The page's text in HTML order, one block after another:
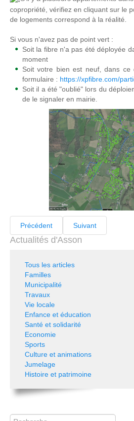
copropriété, vérifiez en cliquant sur le
de logements correspond à la réalité.
Si vous n'avez pas de point vert :
Soit la fibre n'a pas été déployée
moment
Soit votre bien est neuf, dans ce
formulaire : https://xpfibre.com/
Soit il a été "oublié" lors du
de le signaler en mairie.
Précédent Suivant
Actualités d'Asson
Tous les articles
Familles
Municipalité
Travaux
Vie locale
Enfance et éducation
Santé et solidarité
Economie
Sports
Culture et animations
Jumelage
Histoire et patrimoine
Rechercher